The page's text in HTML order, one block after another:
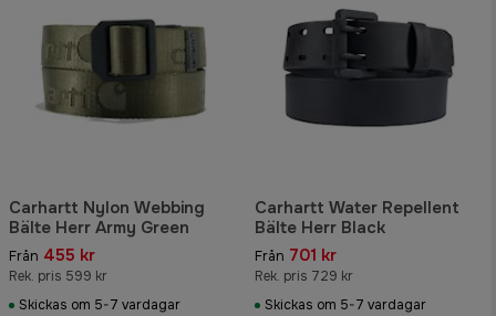
Carhartt Nylon Webbing
Bälte Herr Army Green
Från 455 kr
Rek. pris 599 kr
Skickas om 5-7 vardagar
Carhartt Water Repellent
Bälte Herr Black
Från 701 kr
Rek. pris 729 kr
Skickas om 5-7 vardagar